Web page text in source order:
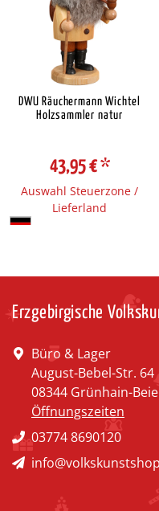
DWU Räuchermann Wichtel
Holzsammler natur
43,95 €*
Auswahl Steuerzone /
Lieferland
Erzgebirgische
Büro & Lager
August-Bebel-Str. 64
08344 Grünhain-
Öffnungszeiten
03774 8690120